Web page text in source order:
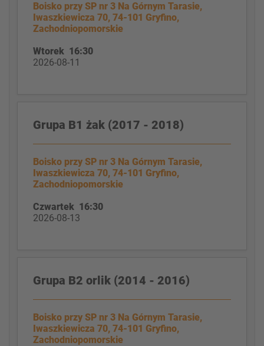
Boisko przy SP nr 3 Na Górnym Tarasie,
Iwaszkiewicza 70, 74-101 Gryfino,
Zachodniopomorskie
Wtorek 16:30
2026-08-11
Grupa B1 żak (2017 - 2018)
Boisko przy SP nr 3 Na Górnym Tarasie,
Iwaszkiewicza 70, 74-101 Gryfino,
Zachodniopomorskie
Czwartek 16:30
2026-08-13
Grupa B2 orlik (2014 - 2016)
Boisko przy SP nr 3 Na Górnym Tarasie,
Iwaszkiewicza 70, 74-101 Gryfino,
Zachodniopomorskie